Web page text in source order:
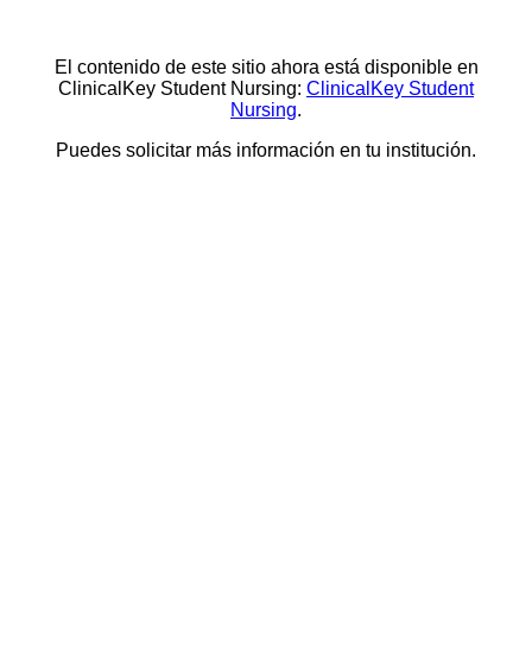
El contenido de este sitio ahora está disponible en
ClinicalKey Student Nursing: ClinicalKey Student
Nursing.
Puedes solicitar más información en tu institución.